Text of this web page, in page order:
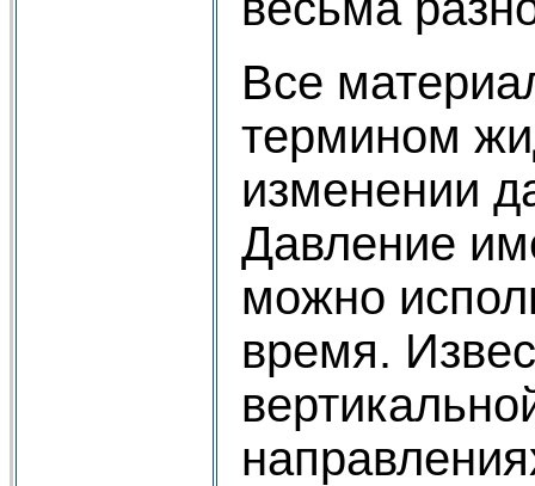
Все
термином
изменении
Давление
можно
время.